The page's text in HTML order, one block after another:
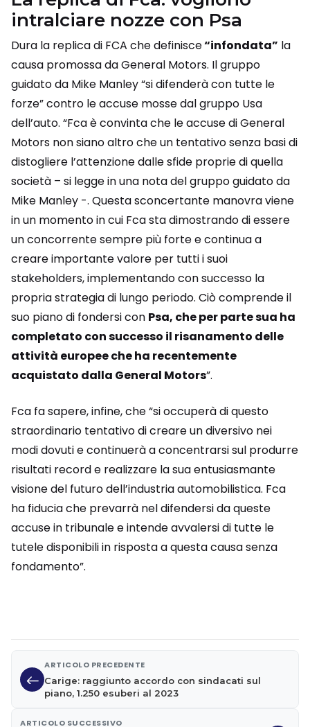
intralciare nozze con Psa
Dura la replica di FCA che definisce“infondata” la
causa promossa da General Motors. Il gruppo
guidato da Mike Manley “si difenderà con tutte le
forze” contro le accuse mosse dal gruppo Usa
dell’auto. “Fca è convinta che le accuse di General
Motors non siano altro che un tentativo senza basi di
distogliere l’attenzione dalle sfide proprie di quella
società – si legge in una nota del gruppo guidato da
Mike Manley -. Questa sconcertante manovra viene
in un momento in cui Fca sta dimostrando di essere
un concorrente sempre più forte e continua a
creare importante valore per tutti i suoi
stakeholders, implementando con successo la
propria strategia di lungo periodo. Ciò comprende il
suo piano di fondersi con Psa, che per parte sua ha
completato con successo il risanamento delle
attività europee che ha recentemente
acquistato dalla General Motors”.
Fca fa sapere, infine, che “si occuperà di questo
straordinario tentativo di creare un diversivo nei
modi dovuti e continuerà a concentrarsi sul produrre
risultati record e realizzare la sua entusiasmante
visione del futuro dell’industria automobilistica. Fca
ha fiducia che prevarrà nel difendersi da queste
accuse in tribunale e intende avvalersi di tutte le
tutele disponibili in risposta a questa causa senza
fondamento”.
ARTICOLO PRECEDENTE
Carige: raggiunto accordo con sindacati sul
piano, 1.250 esuberi al 2023
ARTICOLO SUCCESSIVO